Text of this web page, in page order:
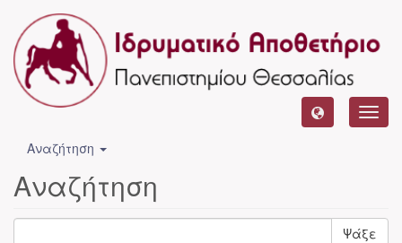
Αναζήτηση
Αναζήτηση
Ψάξε